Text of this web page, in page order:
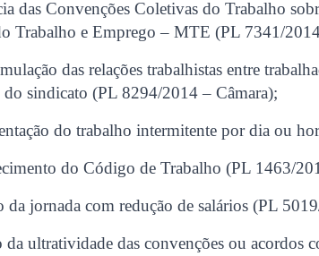
das Convenções Coletivas do Trabalho
Trabalho e Emprego – MTE (PL 7341/
das relações trabalhistas entre
do sindicato (PL 8294/2014 – Câmara);
do trabalho intermitente por dia ou
do Código de Trabalho (PL 1463/
da jornada com redução de salários (PL
da ultratividade das convenções ou acordos